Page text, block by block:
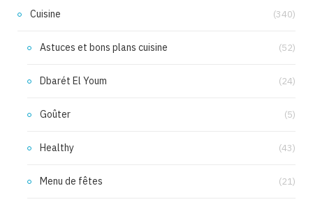
Cuisine (340)
Astuces et bons plans cuisine (52)
Dbarét El Youm (24)
Goûter (5)
Healthy (43)
Menu de fêtes (21)